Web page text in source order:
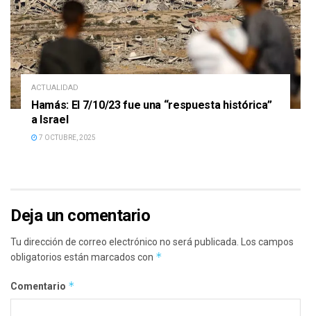
ACTUALIDAD
Hamás: El 7/10/23 fue una “respuesta histórica”
a Israel
7 OCTUBRE, 2025
Deja un comentario
Tu dirección de correo electrónico no será publicada.
Los campos
obligatorios están marcados con *
Comentario *